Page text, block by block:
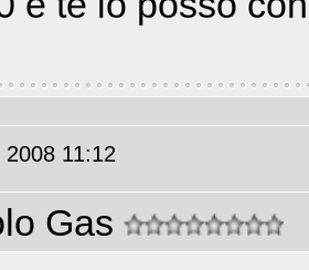
11:12
Gas